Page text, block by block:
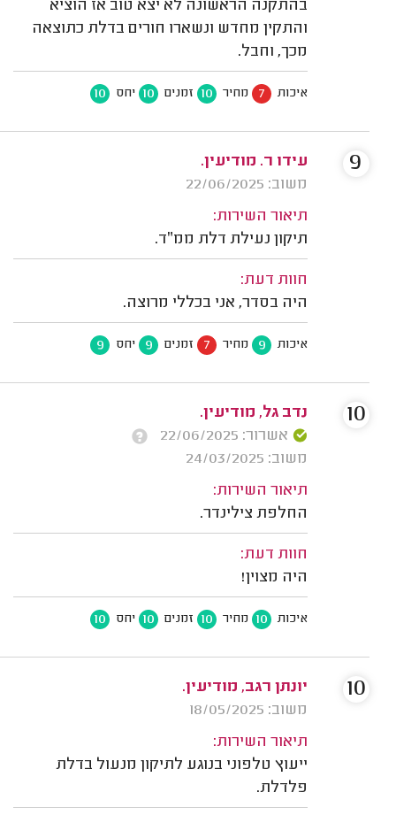
בהתקנה הראשונה לא יצא טוב אז הוציא
והתקין מחדש ונשארו חורים בדלת כתוצאה
מכך, וחבל.
איכות 7 מחיר 10 זמנים 10 יחס 10
עידו ר. מודיעין.
משוב: 22/06/2025
תיאור השירות:
תיקון נעילת דלת ממ״ד.
חוות דעת:
היה בסדר, אני בכללי מרוצה.
איכות 9 מחיר 7 זמנים 9 יחס 9
9
נדב גל, מודיעין.
אשרור: 22/06/2025
משוב: 24/03/2025
תיאור השירות:
החלפת צילינדר.
חוות דעת:
היה מצוין!
איכות 10 מחיר 10 זמנים 10 יחס 10
10
יונתן רגב, מודיעין.
משוב: 18/05/2025
תיאור השירות:
ייעוץ טלפוני בנוגע לתיקון מנעול בדלת
פלדלת.
10